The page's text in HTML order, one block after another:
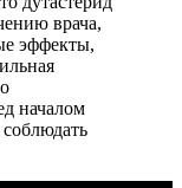
врача,
эффекты,
началом